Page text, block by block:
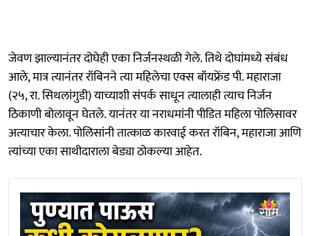
जेवण झाल्यानंतर दोघेही एका निर्जनस्थळी गेले. तिथे दोघांमध्ये संबंध
आले, मात्र त्यानंतर रॉबिनने त्या महिलेचा एक्स बॉयफ्रेंड पी. महाराजा
(२५, रा. सिथलांगुडी) याच्याशी संपर्क साधून त्यालाही त्याच निर्जन
ठिकाणी बोलावून घेतले. यानंतर या नराधमांनी पीडित महिला पोलिसावर
अत्याचार केला. पोलिसांनी तात्काळ कारवाई करत रॉबिन, महाराजा आणि
त्यांच्या एका साथीदाराला बेड्या ठोकल्या आहेत.